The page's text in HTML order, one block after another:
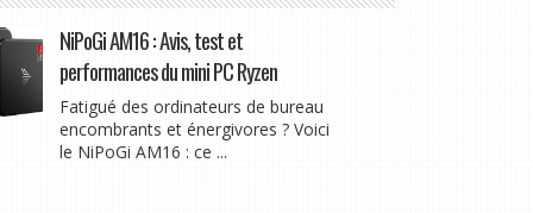
NiPoGi AM16 : Avis, test et
performances du mini PC Ryzen
Fatigué des ordinateurs de bureau
encombrants et énergivores ? Voici
le NiPoGi AM16 : ce ...